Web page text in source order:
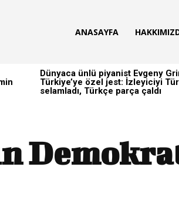
ANASAYFA
Dünyaca ünlü piyanist Evgeny
Türkiye’ye özel jest: İzleyiciyi
selamladı, Türkçe parça çaldı